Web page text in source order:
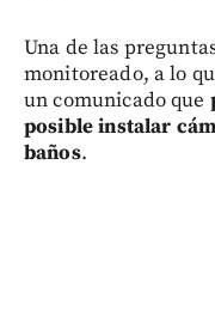
Una de las
monitoreado, a lo
un comunicado que
posible instalar
baños.